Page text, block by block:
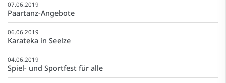
07.06.2019
Paartanz-Angebote
06.06.2019
Karateka in Seelze
04.06.2019
Spiel- und Sportfest für alle